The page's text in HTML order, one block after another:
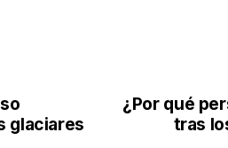
¿Por qué
tras
glaciares